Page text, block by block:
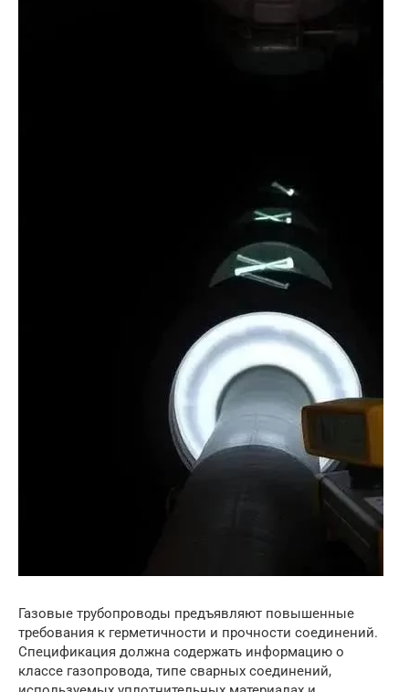
Газовые трубопроводы предъявляют повышенные
требования к герметичности и прочности соединений.
Спецификация должна содержать информацию о
классе газопровода, типе сварных соединений,